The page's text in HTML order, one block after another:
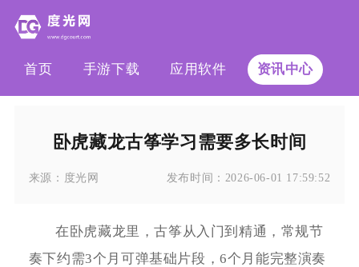
首页 手游下载 应用软件 资讯中心
卧虎藏龙古筝学习需要多长时间
来源： 度光网 发布时间： 2026-06-01 17:59:52
在卧虎藏龙里，古筝从入门到精通，常规节
奏下约需3个月可弹基础片段，6个月能完整演奏